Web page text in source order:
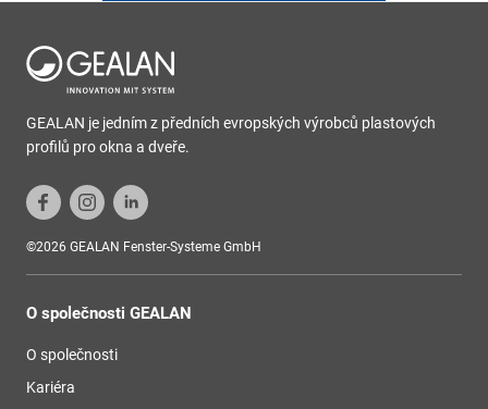
GEALAN je jedním z předních evropských výrobců plastových
profilů pro okna a dveře.
©2026 GEALAN Fenster-Systeme GmbH
O společnosti GEALAN
O společnosti
Kariéra